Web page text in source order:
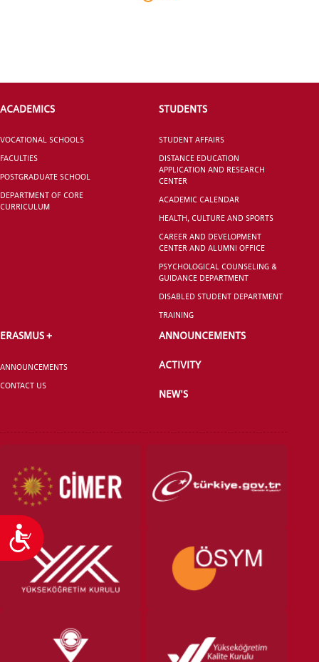
Accessibility
SCHOOL
VOCATIONAL SCHOOLS And
UNDERGRADUATE STUDENT
ACADEMICS
VOCATIONAL SCHOOLS
FACULTIES
POSTGRADUATE SCHOOL
DEPARTMENT OF CORE
CURRICULUM
STUDENTS
STUDENT AFFAIRS
DISTANCE EDUCATION
APPLICATION AND RESEARCH
CENTER
ACADEMIC CALENDAR
HEALTH, CULTURE AND SPORTS
CAREER AND DEVELOPMENT
CENTER AND ALUMNI OFFICE
PSYCHOLOGICAL COUNSELING &
GUIDANCE DEPARTMENT
DISABLED STUDENT DEPARTMENT
TRAINING
ERASMUS +
ANNOUNCEMENTS
CONTACT US
ANNOUNCEMENTS
ACTIVITY
NEW'S